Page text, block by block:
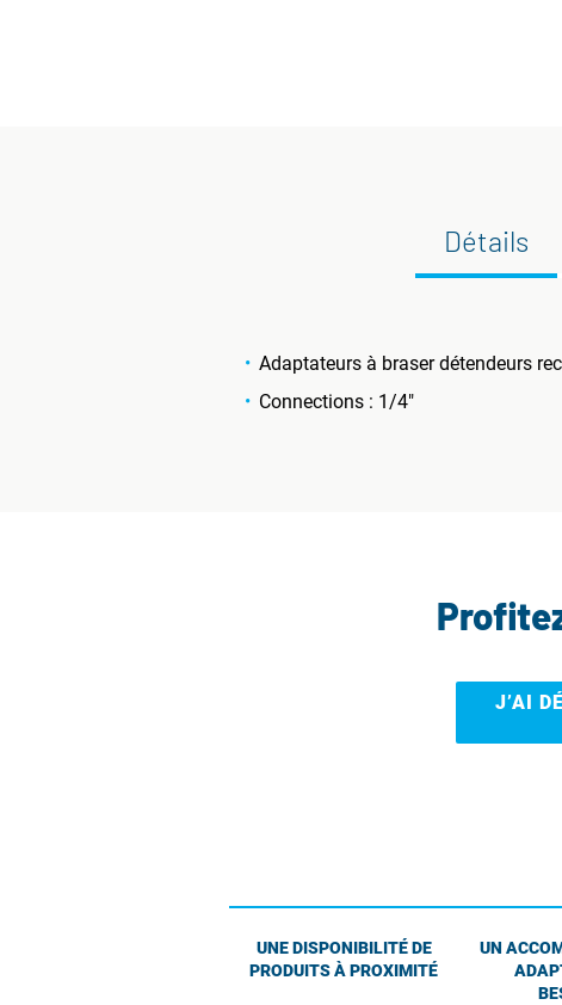
Détails
Adaptateurs à braser détendeurs
Connections : 1/4"
J’AI
UNE DISPONIBILITÉ DE
PRODUITS À PROXIMITÉ
UN